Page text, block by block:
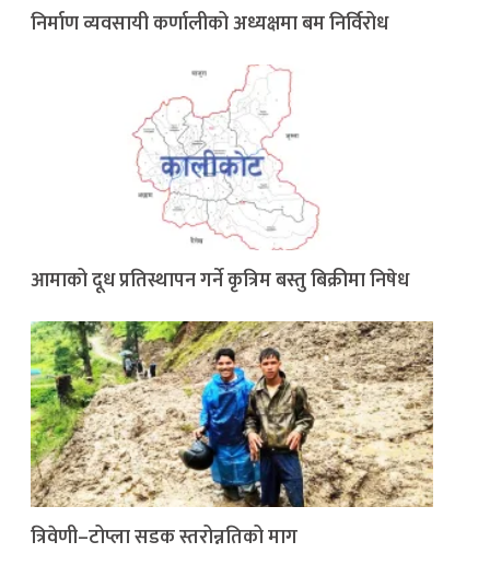
निर्माण व्यवसायी कर्णालीको अध्यक्षमा बम निर्विरोध
आमाको दूध प्रतिस्थापन गर्ने कृत्रिम बस्तु बिक्रीमा निषेध
त्रिवेणी–टोप्ला सडक स्तरोन्नतिको माग